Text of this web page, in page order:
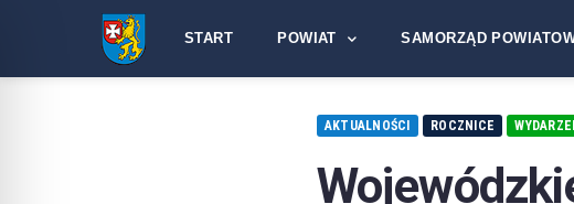
START POWIAT SAMORZĄD
AKTUALNOŚCI ROCZNICE